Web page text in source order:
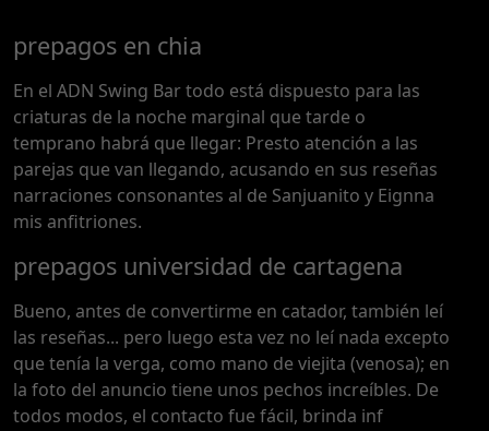
prepagos en chia
En el ADN Swing Bar todo está dispuesto para las
criaturas de la noche marginal que tarde o
temprano habrá que llegar: Presto atención a las
parejas que van llegando, acusando en sus reseñas
narraciones consonantes al de Sanjuanito y Eignna
mis anfitriones.
prepagos universidad de cartagena
Bueno, antes de convertirme en catador, también leí
las reseñas... pero luego esta vez no leí nada excepto
que tenía la verga, como mano de viejita (venosa); en
la foto del anuncio tiene unos pechos increíbles. De
todos modos, el contacto fue fácil, brinda inf